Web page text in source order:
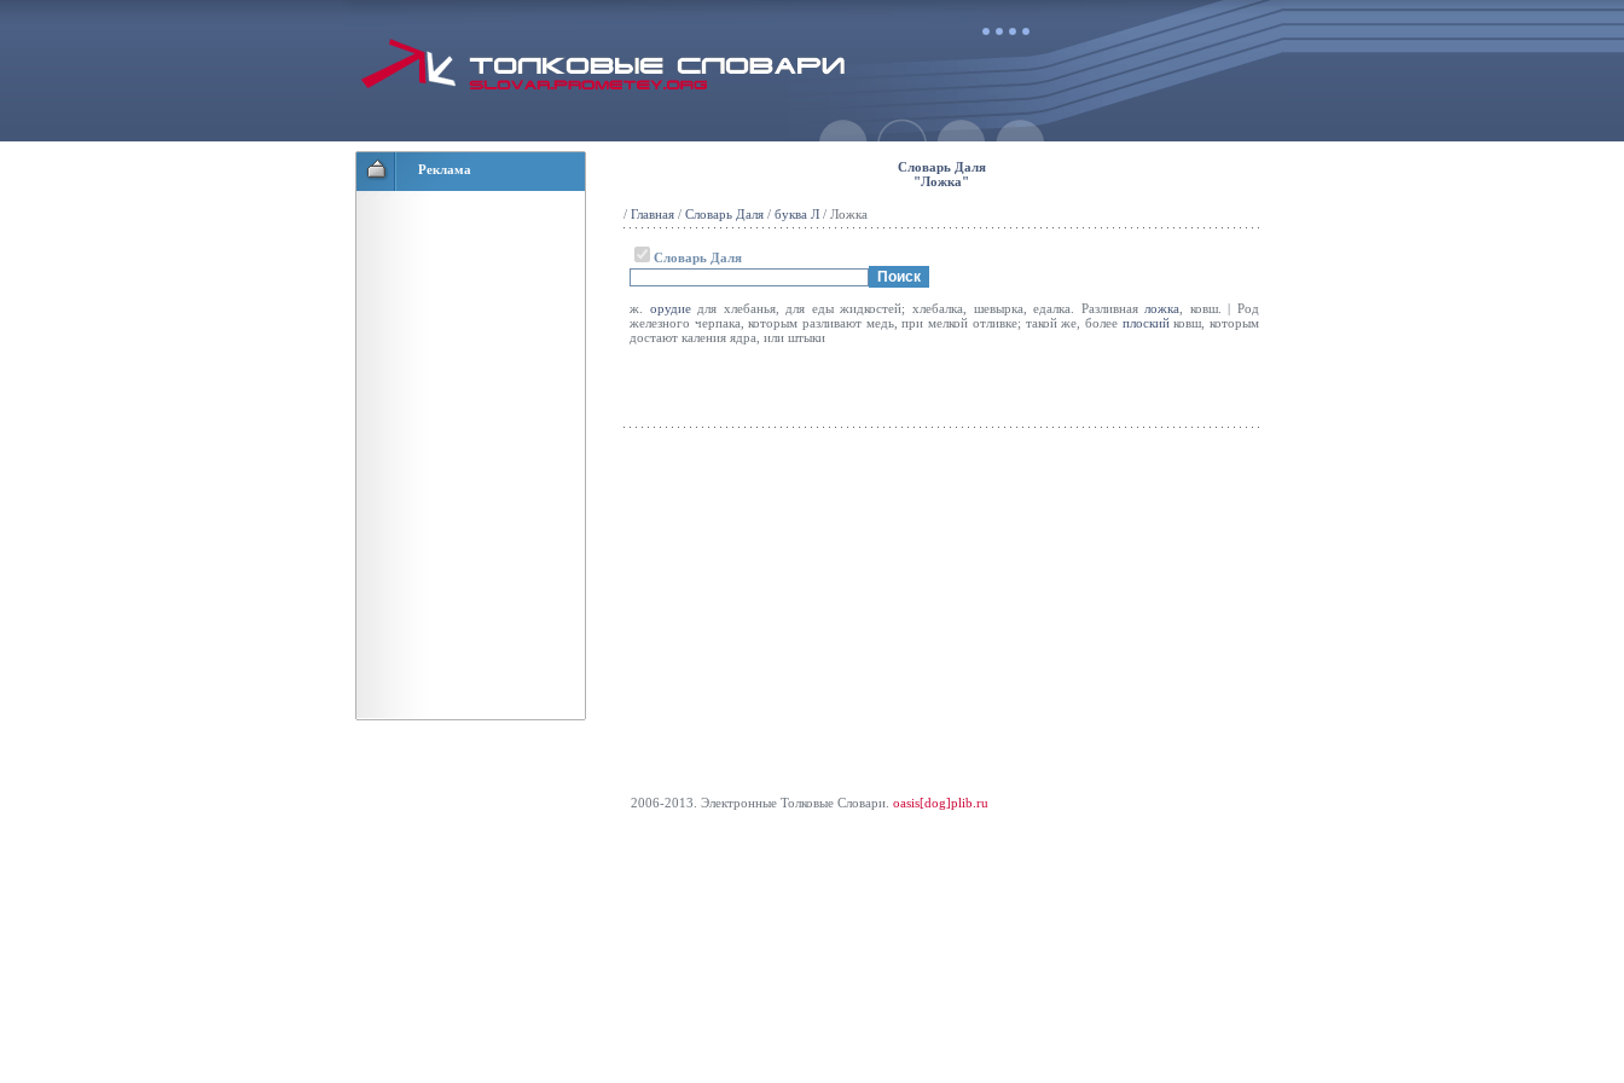
Реклама
Словарь Даля
"Ложка"
/ Главная / Словарь Даля / буква Л / Ложка
Словарь Даля
ж. орудиедля хлебанья, для еды жидкостей; хлебалка, шевырка, едалка. Разливная ложка
, ковш. | Род
железного черпака, которым разливают медь, при мелкой отливке; такой же, более плоскийковш, которым
достают каления ядра, или штыки
2006-2013. Электронные Толковые Cловари. oasis[dog]plib.ru